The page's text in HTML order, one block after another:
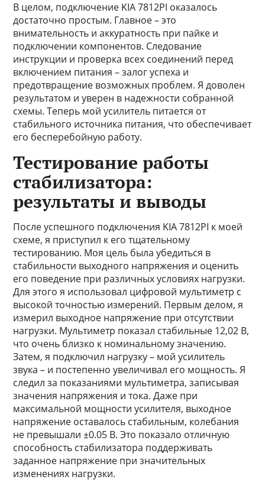
В целом, подключение KIA 7812PI оказалось
достаточно простым. Главное – это
внимательность и аккуратность при пайке и
подключении компонентов. Следование
инструкции и проверка всех соединений перед
включением питания – залог успеха и
предотвращение возможных проблем. Я доволен
результатом и уверен в надежности собранной
схемы. Теперь мой усилитель питается от
стабильного источника питания, что обеспечивает
его бесперебойную работу.
Тестирование работы
стабилизатора:
результаты и выводы
После успешного подключения KIA 7812PI к моей
схеме, я приступил к его тщательному
тестированию. Моя цель была убедиться в
стабильности выходного напряжения и оценить
его поведение при различных условиях нагрузки.
Для этого я использовал цифровой мультиметр с
высокой точностью измерений. Первым делом, я
измерил выходное напряжение при отсутствии
нагрузки. Мультиметр показал стабильные 12,02 В,
что очень близко к номинальному значению.
Затем, я подключил нагрузку – мой усилитель
звука – и постепенно увеличивал его мощность. Я
следил за показаниями мультиметра, записывая
значения напряжения и тока. Даже при
максимальной мощности усилителя, выходное
напряжение оставалось стабильным, колебания
не превышали ±0.05 В. Это показало отличную
способность стабилизатора поддерживать
заданное напряжение при значительных
изменениях нагрузки.